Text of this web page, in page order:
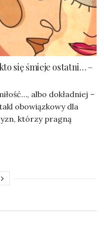
się śmieje ostatni… –
albo dokładniej –
obowiązkowy dla
którzy pragną